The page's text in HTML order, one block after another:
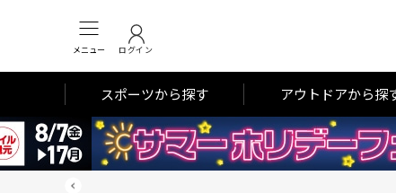
メニュー ログイン
スポーツから探す アウトドアから探